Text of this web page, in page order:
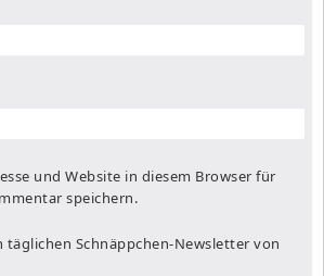
und Website in diesem Browser für
speichern.
täglichen Schnäppchen-Newsletter von